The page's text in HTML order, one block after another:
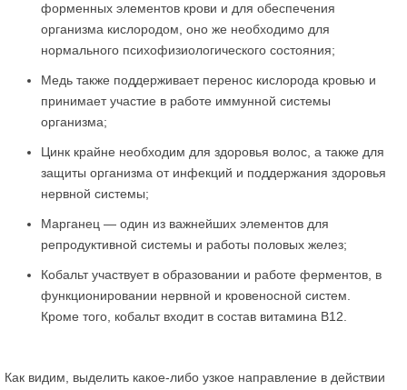
форменных элементов крови и для обеспечения
организма кислородом, оно же необходимо для
нормального психофизиологического состояния;
Медь также поддерживает перенос кислорода кровью и
принимает участие в работе иммунной системы
организма;
Цинк крайне необходим для здоровья волос, а также для
защиты организма от инфекций и поддержания здоровья
нервной системы;
Марганец — один из важнейших элементов для
репродуктивной системы и работы половых желез;
Кобальт участвует в образовании и работе ферментов, в
функционировании нервной и кровеносной систем.
Кроме того, кобальт входит в состав витамина В12.
Как видим, выделить какое-либо узкое направление в действии